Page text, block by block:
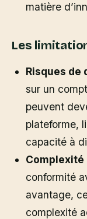
matière
Les
Risques de
sur un
peuvent
plateforme,
capacité à
conformité
avantage,
complexité